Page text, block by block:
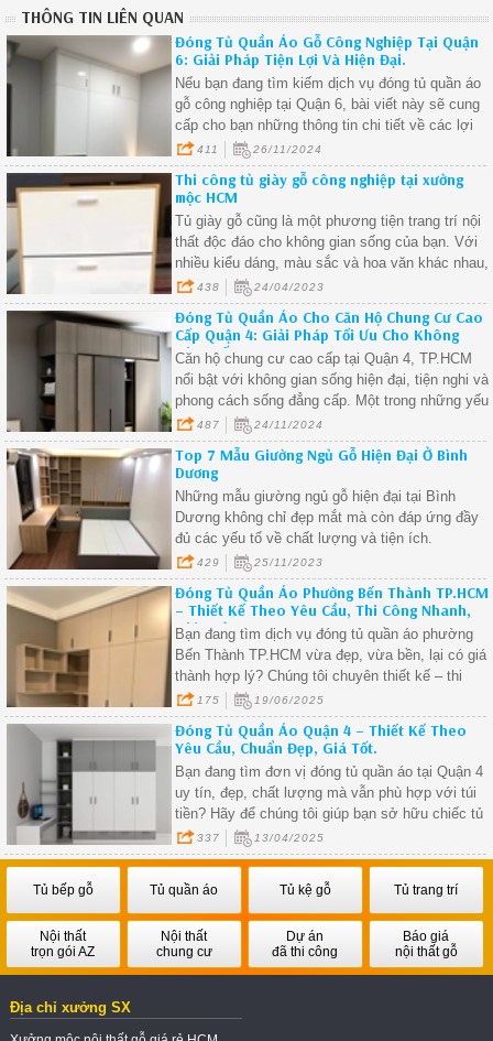
THÔNG TIN LIÊN QUAN
Đóng Tủ Quần Áo Gỗ Công Nghiệp Tại Quận
6: Giải Pháp Tiện Lợi Và Hiện Đại.
Nếu bạn đang tìm kiếm dịch vụ đóng tủ quần áo
gỗ công nghiệp tại Quận 6, bài viết này sẽ cung
cấp cho bạn những thông tin chi tiết về các lợi
ích, mẫu tủ quần áo đẹp và cách lựa chọn đơn vị
thi công uy tín tại khu vực này. Tủ quần áo gỗ
công nghiệp là một lựa chọn lý tưởng cho không
gian sống hiện đại, giúp tối ưu hóa diện tích và
mang lại sự tiện nghi cho ngôi nhà của bạn.
411 26/11/2024
Thi công tủ giày gỗ công nghiệp tại xưởng
mộc HCM
Tủ giày gỗ cũng là một phương tiện trang trí nội
thất độc đáo cho không gian sống của bạn. Với
nhiều kiểu dáng, màu sắc và hoa văn khác nhau,
tủ giày gỗ có thể phù hợp với nhiều phong cách
nội thất khác nhau
438 24/04/2023
Đóng Tủ Quần Áo Cho Căn Hộ Chung Cư Cao
Cấp Quận 4: Giải Pháp Tối Ưu Cho Không
Gian Sống Sang Trọng.
Căn hộ chung cư cao cấp tại Quận 4, TP.HCM
nổi bật với không gian sống hiện đại, tiện nghi và
phong cách sống đẳng cấp. Một trong những yếu
tố quan trọng giúp tối ưu hóa không gian sống
trong các căn hộ này chính là việc thiết kế và
đóng tủ quần áo sao cho phù hợp. Tủ quần áo
không chỉ là nơi lưu trữ đồ đạc mà còn là điểm
nhấn thẩm mỹ cho phòng ngủ. Bài viết này sẽ
giúp bạn hiểu rõ hơn về đóng tủ quần áo cho căn
hộ chung cư cao cấp Quận 4, từ các chất liệu
cao cấp, thiết kế phù hợp đến những giải pháp
thông minh giúp tối ưu hóa không gian.
487 24/11/2024
Top 7 Mẫu Giường Ngủ Gỗ Hiện Đại Ở Bình
Dương
Những mẫu giường ngủ gỗ hiện đại tại Bình
Dương không chỉ đẹp mắt mà còn đáp ứng đầy
đủ các yếu tố về chất lượng và tiện ích.
429 25/11/2023
Đóng Tủ Quần Áo Phường Bến Thành TP.HCM
– Thiết Kế Theo Yêu Cầu, Thi Công Nhanh,
Giá Xưởng.
Bạn đang tìm dịch vụ đóng tủ quần áo phường
Bến Thành TP.HCM vừa đẹp, vừa bền, lại có giá
thành hợp lý? Chúng tôi chuyên thiết kế – thi
công tủ quần áo gỗ công nghiệp và gỗ tự nhiên
theo yêu cầu, phục vụ tận nơi tại phường Bến
Thành và các khu vực lân cận.
175 19/06/2025
Đóng Tủ Quần Áo Quận 4 – Thiết Kế Theo
Yêu Cầu, Chuẩn Đẹp, Giá Tốt.
Bạn đang tìm đơn vị đóng tủ quần áo tại Quận 4
uy tín, đẹp, chất lượng mà vẫn phù hợp với túi
tiền? Hãy để chúng tôi giúp bạn sở hữu chiếc tủ
vừa ý – thiết kế theo không gian nhà bạn, chất
liệu bền đẹp, thi công nhanh chóng và giá cả
337 13/04/2025
Tủ bếp gỗ Tủ quần áo Tủ kệ gỗ Tủ trang trí
Nội thất
trọn gói AZ
Nội thất
chung cư
Dự án
đã thi công
Báo giá
nội thất gỗ
Địa chỉ xưởng SX